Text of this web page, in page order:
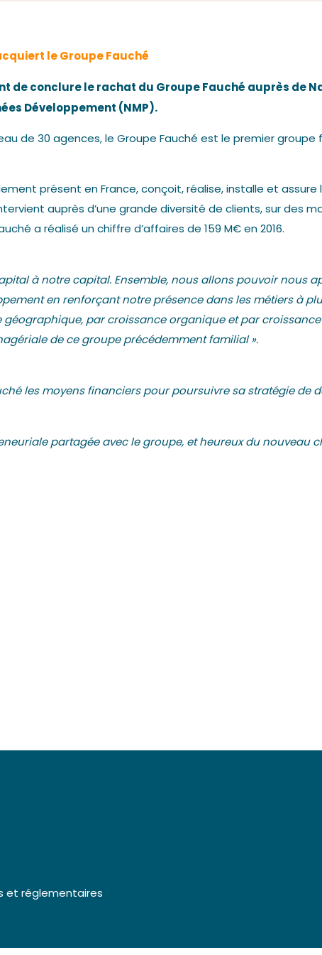
le Groupe Fauché
de conclure le rachat du Groupe Fauché auprès de
Développement (NMP).
de 30 agences, le Groupe Fauché est le premier
présent en France, conçoit, réalise, installe et
auprès d’une grande diversité de clients, sur des
a réalisé un chiffre d’affaires de 159 M€ en 2016.
à notre capital. Ensemble, nous allons pouvoir nous
en renforçant notre présence dans les métiers à
par croissance organique et par
de ce groupe précédemment familial ».
les moyens financiers pour poursuivre sa stratégie de
partagée avec le groupe, et heureux du nouveau
et réglementaires